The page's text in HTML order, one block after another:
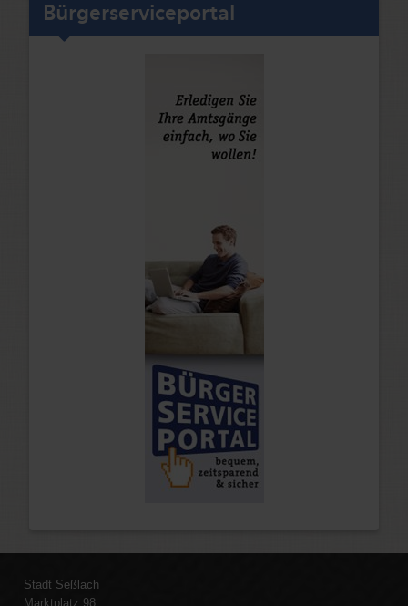
Bürgerserviceportal
Stadt Seßlach
Marktplatz 98